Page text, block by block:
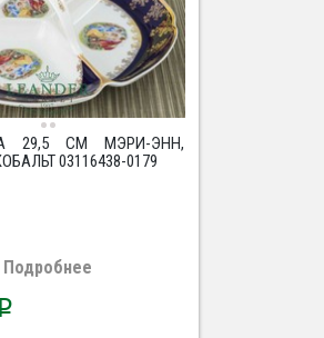
29,5 СМ МЭРИ-ЭНН,
03116438-0179
Подробнее